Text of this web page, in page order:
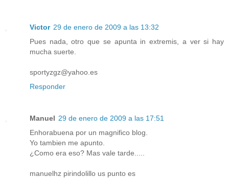
Victor 29 de enero de 2009 a las 13:32
Pues nada, otro que se apunta in extremis, a ver si hay
mucha suerte.
sportyzgz@yahoo.es
Responder
Manuel 29 de enero de 2009 a las 17:51
Enhorabuena por un magnifico blog.
Yo tambien me apunto.
¿Como era eso? Mas vale tarde.....
manuelhz pirindolillo us punto es